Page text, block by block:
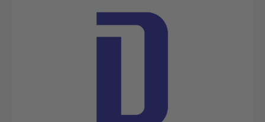
Ignorer la galerie d'images